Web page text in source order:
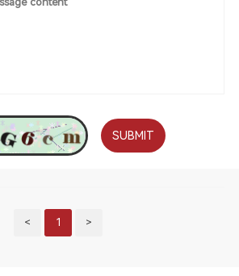
SUBMIT
< 1 >